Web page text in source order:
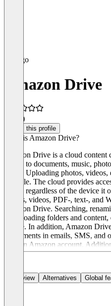
Amazon Drive
(6)
Claim this profile
What is Amazon Drive?
Amazon Drive is a cloud
access to documents, music,
Drive. Uploading photos,
possible. The cloud provides
Drive, regardless of the device
photos, videos, PDF-, text-, and
Amazon Drive. Searching,
downloading folders and
device. In addition, Amazon
attachments in emails, SMS,
with an Amazon account.
1.67 euros for 100 GB.
Overview Alternatives Global